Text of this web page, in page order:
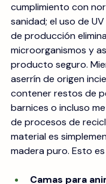
cumplimiento con
sanidad; el uso de
de producción
microorganismos y
producto seguro.
aserrín de origen
contener restos de
barnices o incluso
de procesos de
material es
madera puro. Esto
Camas para